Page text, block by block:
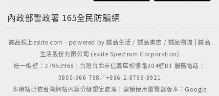
內政部警政署 165全民防騙網
誠品線上eslite.com - powered by 誠品生活 / 誠品書店 / 誠品物流 | 誠品
生活股份有限公司 (eslite Spectrum Corporation)
統一編號：27952966 | 台灣台北市信義區松德路204號B1 服務電話：
0800-666-798／+886-2-8789-8921
本網站已依台灣網站內容分級規定處理｜建議使用瀏覽器版本：Google